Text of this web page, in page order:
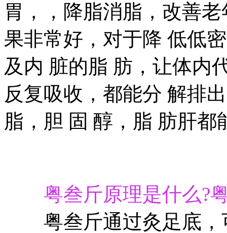
胃，，降脂消脂，改善
果非常好，对于降 低低
及内 脏的脂 肪，让体内
反复吸收，都能分 解排
脂，胆 固 醇，脂 肪肝都
粤叁斤原理是什么?
粤叁斤通过灸足底，